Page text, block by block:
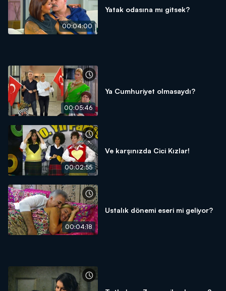
00:04:00
Yatak odasına mı gitsek?
00:05:46
Ya Cumhuriyet olmasaydı?
00:02:55
Ve karşınızda Cici Kızlar!
00:04:18
Ustalık dönemi eseri mi geliyor?